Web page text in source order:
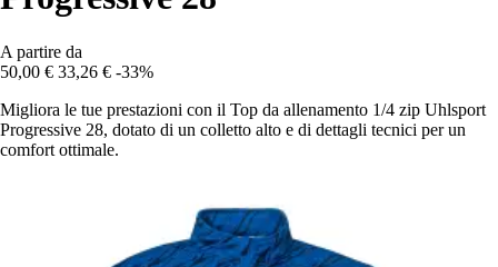
A partire da
50,00 € 33,26 € -33%
Migliora le tue prestazioni con il Top da allenamento 1/4 zip Uhlsport
Progressive 28, dotato di un colletto alto e di dettagli tecnici per un
comfort ottimale.